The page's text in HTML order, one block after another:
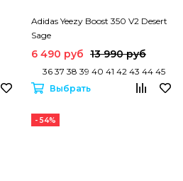
Adidas Yeezy Boost 350 V2 Desert
Sage
6 490 руб 13 990 руб
36 37 38 39 40 41 42 43 44 45
Выбрать
- 54%